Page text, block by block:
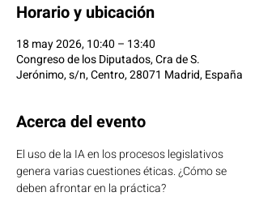
Horario y ubicación
18 may 2026, 10:40 – 13:40
Congreso de los Diputados, Cra de S.
Jerónimo, s/n, Centro, 28071 Madrid, España
Acerca del evento
El uso de la IA en los procesos legislativos
genera varias cuestiones éticas. ¿Cómo se
deben afrontar en la práctica?